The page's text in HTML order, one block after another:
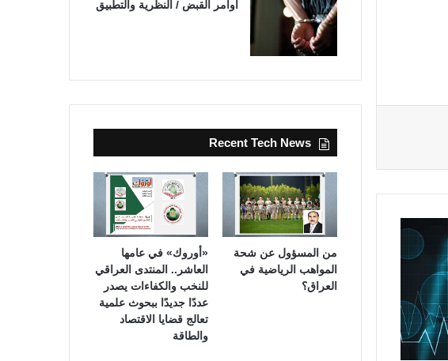
أوامر القبض / النظرية والتطبيق
Recent Tech News
من المسؤول عن شحة
المواهب الرياضية في
العراق؟
«أوروك» في عامها
العاشر.. المنتدى العراقي
للنخب والكفاءات يصدر
عددًا جديدًا ببحوث علمية
تعالج قضايا الاقتصاد
والطاقة